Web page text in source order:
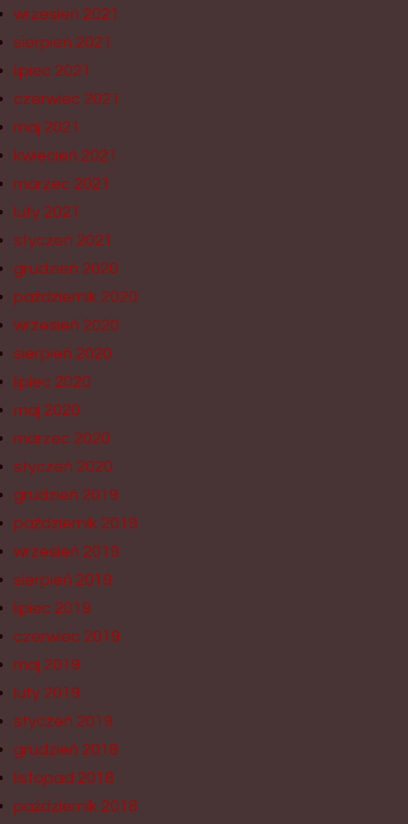
wrzesień 2021
sierpień 2021
lipiec 2021
czerwiec 2021
maj 2021
kwiecień 2021
marzec 2021
luty 2021
styczeń 2021
grudzień 2020
październik 2020
wrzesień 2020
sierpień 2020
lipiec 2020
maj 2020
marzec 2020
styczeń 2020
grudzień 2019
październik 2019
wrzesień 2019
sierpień 2019
lipiec 2019
czerwiec 2019
maj 2019
luty 2019
styczeń 2019
grudzień 2018
listopad 2018
październik 2018